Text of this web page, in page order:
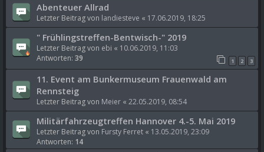
Abenteuer Allrad
Letzter Beitrag von landiesteve « 17.06.2019, 18:25
" Frühlingstreffen-Bentwisch-" 2019
Letzter Beitrag von ebi « 10.06.2019, 11:03
Antworten: 39 1 2 3
11. Event am Bunkermuseum Frauenwald am
Rennsteig
Letzter Beitrag von Meier « 22.05.2019, 08:54
Militärfahrzeugtreffen Hannover 4.-5. Mai 2019
Letzter Beitrag von Fursty Ferret « 13.05.2019, 23:09
Antworten: 14